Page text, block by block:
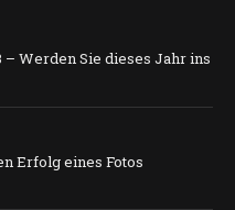
– Werden Sie dieses Jahr ins
Erfolg eines Fotos